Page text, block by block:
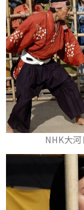
NHK大河